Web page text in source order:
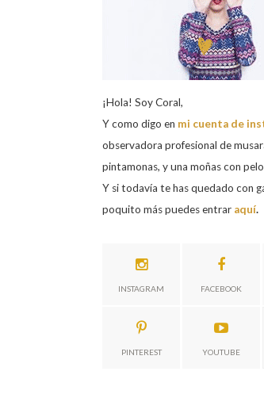
¡Hola! Soy Coral,
Y como digo en mi cuenta de
observadora profesional de
pintamonas, y una moñas con
Y si todavía te has quedado con
poquito más puedes entrar aquí.
INSTAGRAM FACEBOOK
PINTEREST YOUTUBE